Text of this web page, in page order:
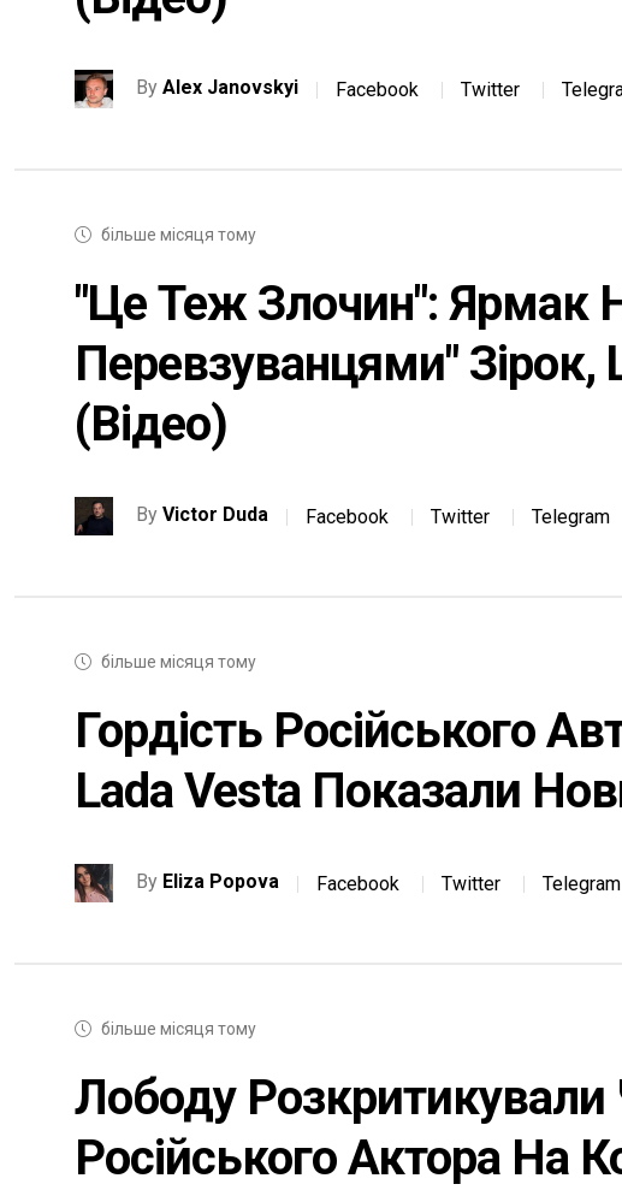
By Alex Janovskyi Facebook Twitter
більше місяця тому
"Це Теж Злочин": Ярмак
Перевзуванцями"
(відео)
By Victor Duda Facebook Twitter Telegram
більше місяця тому
Гордість Російського
Lada Vesta Показали
By Eliza Popova Facebook Twitter Telegram
більше місяця тому
Лободу Розкритикували
Російського Актора На